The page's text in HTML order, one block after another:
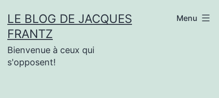
au
contenu
LE BLOG DE JACQUES
FRANTZ
Bienvenue à ceux qui
s'opposent!
Menu